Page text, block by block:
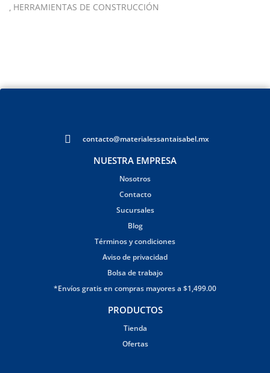
HERRAMIENTAS DE CONSTRUCCIÓN
contacto@materialessantaisabel.mx
NUESTRA EMPRESA
Nosotros
Contacto
Sucursales
Blog
Términos y condiciones
Aviso de privacidad
Bolsa de trabajo
*Envíos gratis en compras mayores a $1,499.00
PRODUCTOS
Tienda
Ofertas